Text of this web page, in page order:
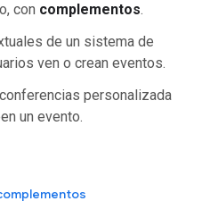
con complementos.
de un sistema de
ven o crean eventos.
personalizada
un evento.